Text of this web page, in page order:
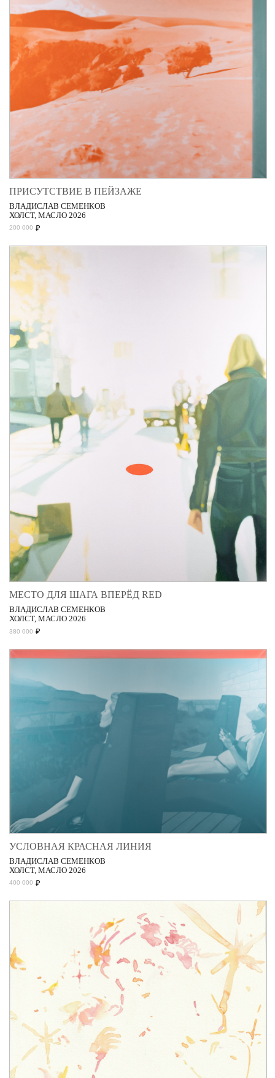
ПРИСУТСТВИЕ В ПЕЙЗАЖЕ
ВЛАДИСЛАВ СЕМЕНКОВ
ХОЛСТ, МАСЛО 2026
200 000 ₽
МЕСТО ДЛЯ ШАГА ВПЕРЁД RED
ВЛАДИСЛАВ СЕМЕНКОВ
ХОЛСТ, МАСЛО 2026
380 000 ₽
УСЛОВНАЯ КРАСНАЯ ЛИНИЯ
ВЛАДИСЛАВ СЕМЕНКОВ
ХОЛСТ, МАСЛО 2026
400 000 ₽